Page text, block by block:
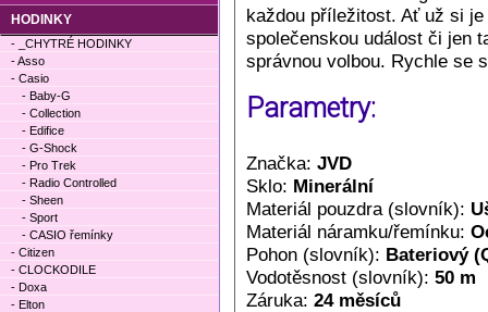
každou příležitost. Ať už si
společenskou událost či jen
správnou volbou. Rychle se
Parametry:
Značka: JVD
Sklo: Minerální
Materiál pouzdra (slovník):
Materiál náramku/řemínku:
Pohon (slovník): Bateriový
Vodotěsnost (slovník): 50 m
Záruka: 24 měsíců
HODINKY
- _CHYTRÉ HODINKY
- Asso
- Casio
- Baby-G
- Collection
- Edifice
- G-Shock
- Pro Trek
- Radio Controlled
- Sheen
- Sport
- CASIO řemínky
- Citizen
- CLOCKODILE
- Doxa
- Elton